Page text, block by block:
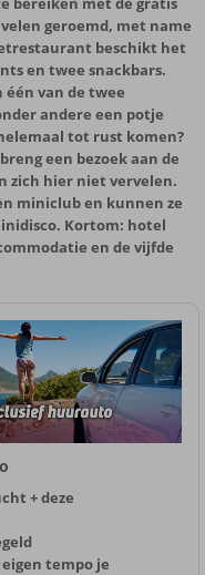
geroemd, met name
beschikt het
en twee snackbars.
één van de twee
andere een potje
tot rust komen?
een bezoek aan de
zich hier niet vervelen.
miniclub en kunnen ze
Kortom: hotel
en de vijfde
+ deze
tempo je